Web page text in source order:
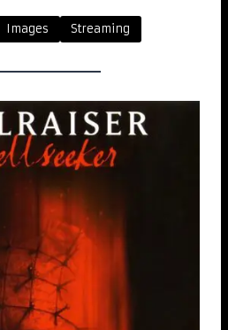
Images Streaming